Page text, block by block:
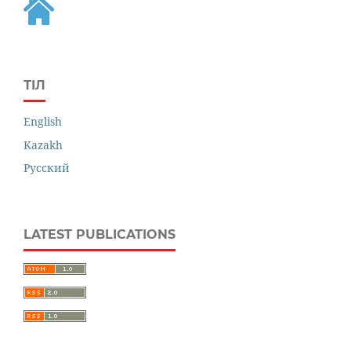
ТІЛ
English
Kazakh
Русский
LATEST PUBLICATIONS